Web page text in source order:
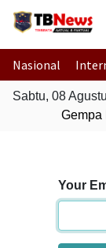
Nasional
Sabtu, 08
Gempa
Your